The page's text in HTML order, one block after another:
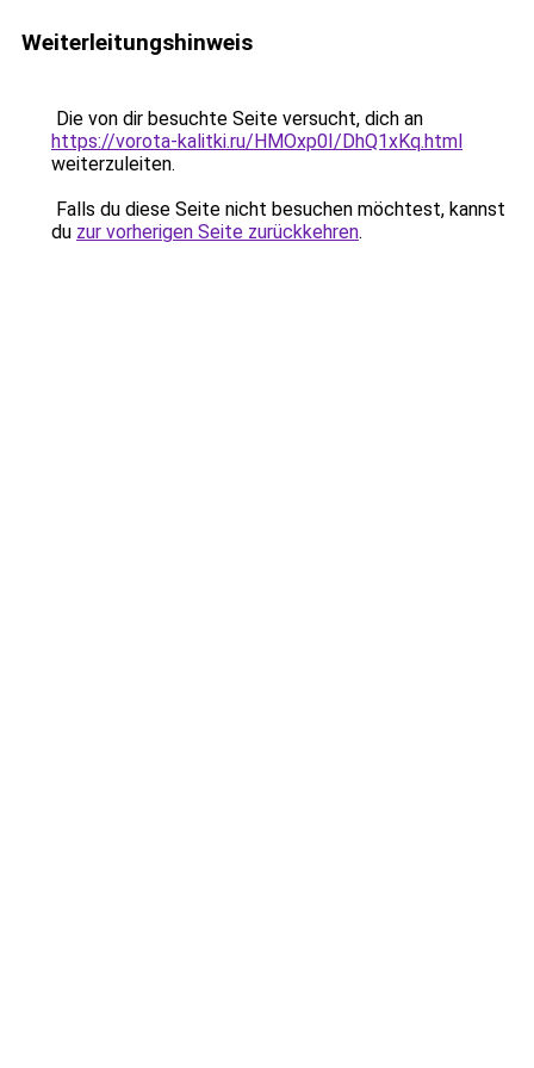
Weiterleitungshinweis
Die von dir besuchte Seite versucht, dich an
https://vorota-kalitki.ru/HMOxp0I/DhQ1xKq.html
weiterzuleiten.
Falls du diese Seite nicht besuchen möchtest, kannst
du zur vorherigen Seite zurückkehren.